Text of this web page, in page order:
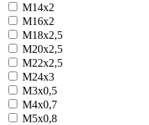
M14x2
M16x2
M18x2,5
M20x2,5
M22x2,5
M24x3
M3x0,5
M4x0,7
M5x0,8